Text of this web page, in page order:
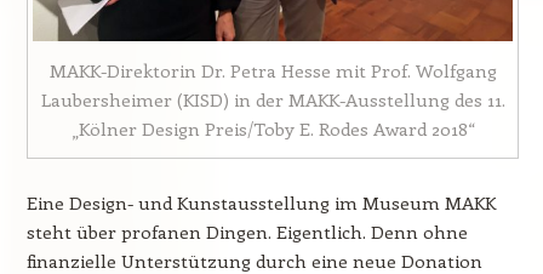
MAKK-Direktorin Dr. Petra Hesse mit Prof. Wolfgang
Laubersheimer (KISD) in der MAKK-Ausstellung des 11.
„Kölner Design Preis/Toby E. Rodes Award 2018“
Eine Design- und Kunstausstellung im Museum MAKK
steht über profanen Dingen. Eigentlich. Denn ohne
finanzielle Unterstützung durch eine neue Donation